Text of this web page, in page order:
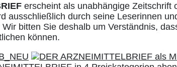
erscheint als unabhängige Zeitschrift
ausschließlich durch seine Leserinnen
bitten Sie deshalb um Verständnis,
können.